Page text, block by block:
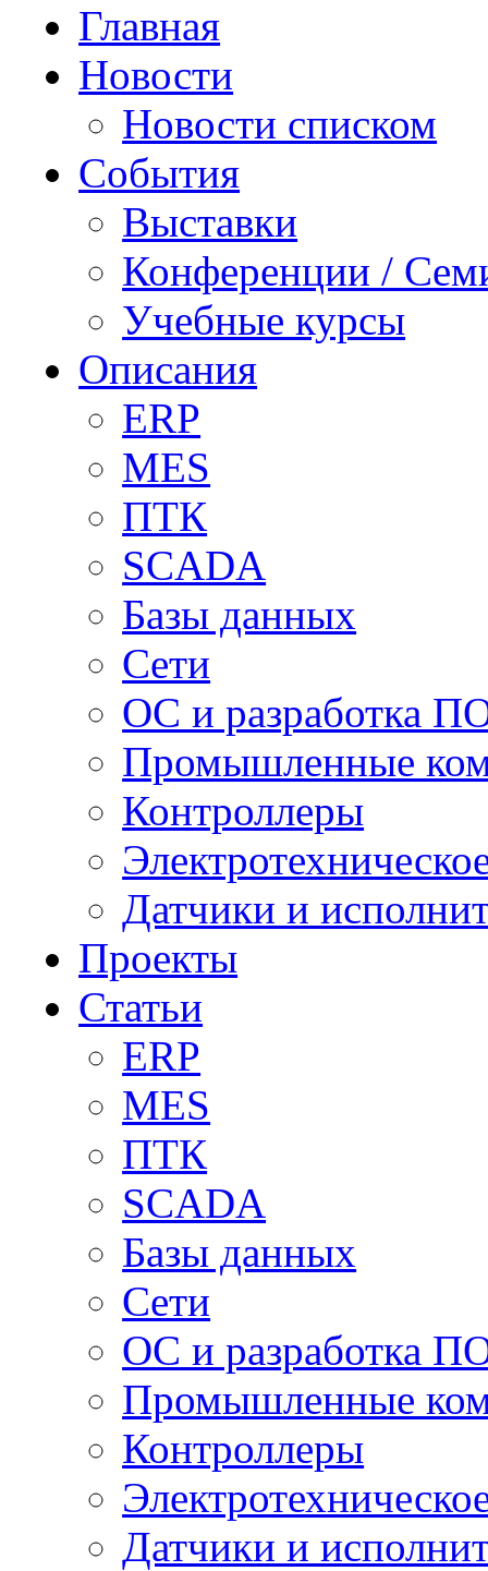
Главная
Новости
Новости списком
События
Выставки
Конференции /
Учебные курсы
Описания
ERP
MES
ПТК
SCADA
Базы данных
Сети
ОС и разработка
Промышленные
Контроллеры
Датчики и
Проекты
Статьи
ERP
MES
ПТК
SCADA
Базы данных
Сети
ОС и разработка
Промышленные
Контроллеры
Датчики и